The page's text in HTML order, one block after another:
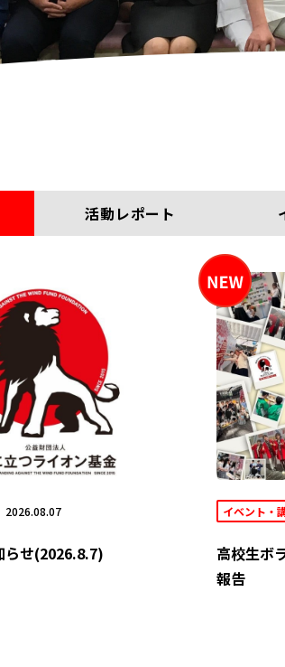
活動レポート
2026.08.07
らせ(2026.8.7)
イベント・
高校生ボ
報告